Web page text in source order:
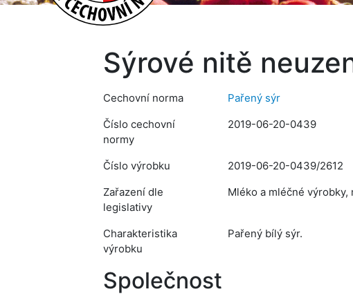
Sýrové nitě
Cechovní norma
Pařený sýr
Číslo cechovní
normy
2019-06-20-0439
Číslo výrobku
2019-06-20-0439/2612
Zařazení dle
legislativy
Mléko a mléčné
Charakteristika
výrobku
Pařený bílý sýr.
Společnost